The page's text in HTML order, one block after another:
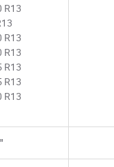
R13
R13
R13
R13
R13
R13